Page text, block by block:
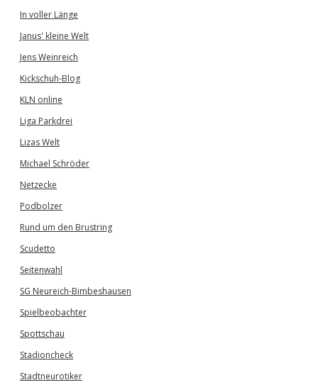
In voller Länge
Janus' kleine Welt
Jens Weinreich
Kickschuh-Blog
KLN online
Liga Parkdrei
Lizas Welt
Michael Schröder
Netzecke
Podbolzer
Rund um den Brustring
Scudetto
Seitenwahl
SG Neureich-Bimbeshausen
Spielbeobachter
Spottschau
Stadioncheck
Stadtneurotiker